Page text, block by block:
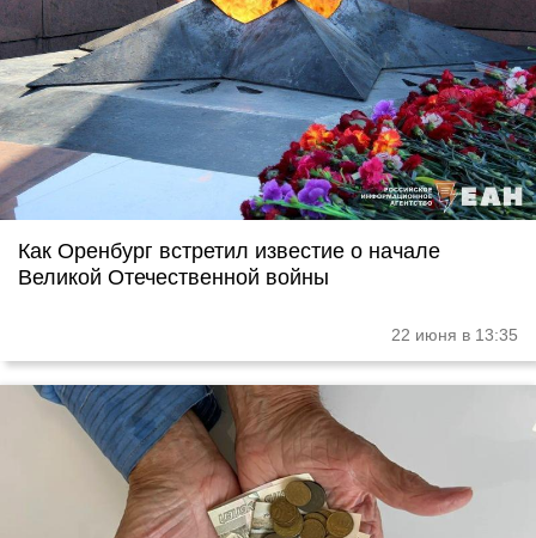
Как Оренбург встретил известие о начале
Великой Отечественной войны
22 июня в 13:35